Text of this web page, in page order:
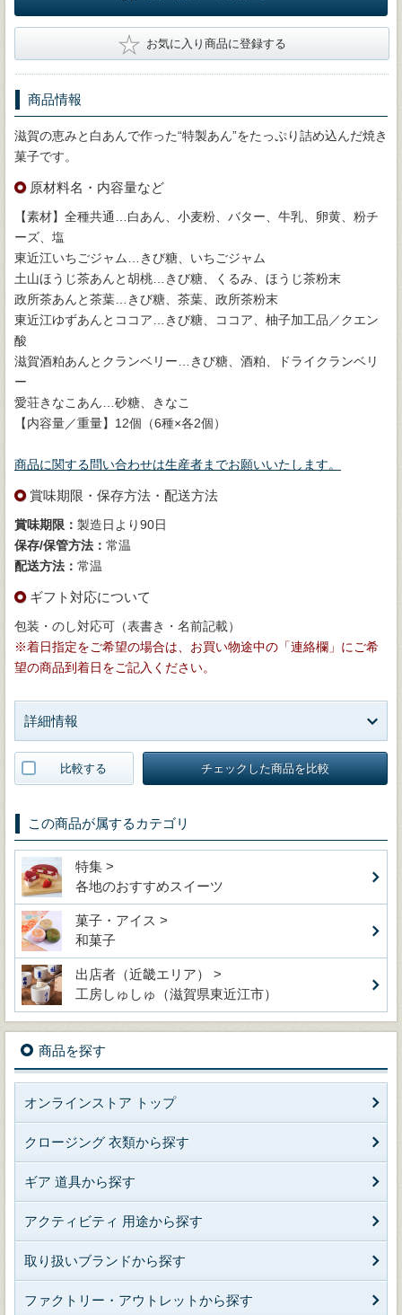
★ お気に入り商品に登録する
商品情報
滋賀の恵みと白あんで作った“特製あん”をたっぷり詰め込んだ焼き
菓子です。
原材料名・内容量など
【素材】全種共通…白あん、小麦粉、バター、牛乳、卵黄、粉チ
ーズ、塩
東近江いちごジャム…きび糖、いちごジャム
土山ほうじ茶あんと胡桃…きび糖、くるみ、ほうじ茶粉末
政所茶あんと茶葉…きび糖、茶葉、政所茶粉末
東近江ゆずあんとココア…きび糖、ココア、柚子加工品／クエン
酸
滋賀酒粕あんとクランベリー…きび糖、酒粕、ドライクランベリ
ー
愛荘きなこあん…砂糖、きなこ
【内容量／重量】12個（6種×各2個）
商品に関する問い合わせは生産者までお願いいたします。
賞味期限・保存方法・配送方法
賞味期限： 製造日より90日
保存/保管方法： 常温
配送方法： 常温
ギフト対応について
包装・のし対応可（表書き・名前記載）
※着日指定をご希望の場合は、お買い物途中の「連絡欄」にご希
望の商品到着日をご記入ください。
詳細情報
比較する チェックした商品を比較
この商品が属するカテゴリ
特集 >
各地のおすすめスイーツ
菓子・アイス >
和菓子
出店者（近畿エリア） >
工房しゅしゅ（滋賀県東近江市）
商品を探す
オンラインストア トップ
クロージング 衣類から探す
ギア 道具から探す
アクティビティ 用途から探す
取り扱いブランドから探す
ファクトリー・アウトレットから探す